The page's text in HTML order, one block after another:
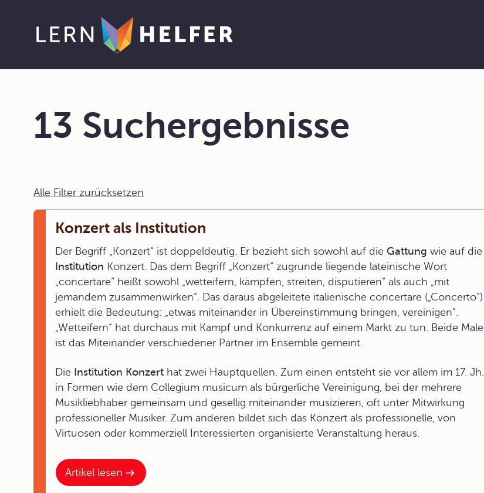
13 Suchergebnisse
Alle Filter zurücksetzen
Artikel lesen
Konzert als Institution
Der Begriff „Konzert“ ist doppeldeutig. Er bezieht sich sowohl auf die Gattung wie auf die
Institution Konzert. Das dem Begriff „Konzert“ zugrunde liegende lateinische Wort
„concertare“ heißt sowohl „wetteifern, kämpfen, streiten, disputieren“ als auch „mit
jemandem zusammenwirken“. Das daraus abgeleitete italienische concertare („Concerto“)
erhielt die Bedeutung: „etwas miteinander in Übereinstimmung bringen, vereinigen“.
„Wetteifern“ hat durchaus mit Kampf und Konkurrenz auf einem Markt zu tun. Beide Male
ist das Miteinander verschiedener Partner im Ensemble gemeint.
Die Institution Konzert hat zwei Hauptquellen. Zum einen entsteht sie vor allem im 17. Jh.
in Formen wie dem Collegium musicum als bürgerliche Vereinigung, bei der mehrere
Musikliebhaber gemeinsam und gesellig miteinander musizieren, oft unter Mitwirkung
professioneller Musiker. Zum anderen bildet sich das Konzert als professionelle, von
Virtuosen oder kommerziell Interessierten organisierte Veranstaltung heraus.